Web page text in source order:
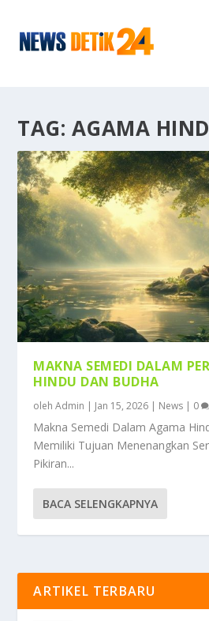
TAG: AGAMA
MAKNA SEMEDI DALAM
HINDU DAN BUDHA
olehAdmin | Jan 15, 2026 | News | 0
Makna Semedi Dalam Agama
Memiliki Tujuan Menenangkan
Pikiran...
BACA SELENGKAPNYA
ARTIKEL TERBARU